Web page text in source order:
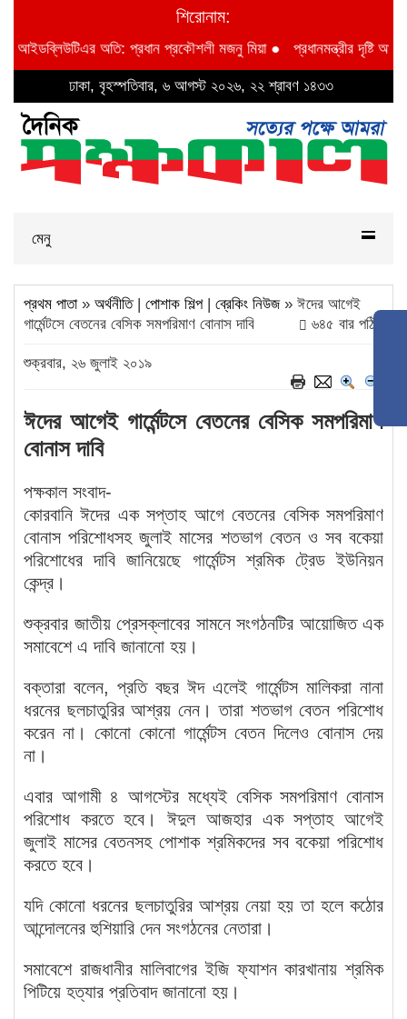
শিরোনাম:
অতি: প্রধান প্রকৌশলী মজনু মিয়া●প্রধানমন্ত্রীর দৃষ্টি আকর্ষণ
ঢাকা, বৃহস্পতিবার, ৬ আগস্ট ২০২৬, ২২ শ্রাবণ ১৪৩৩
মেনু
প্রথম পাতা» অর্থনীতি| পোশাক শিল্প| ব্রেকিং নিউজ» ঈদের আগেই
গার্মেন্টসে বেতনের বেসিক সমপরিমাণ বোনাস দাবি
৬৪৫ বার পঠিত
শুক্রবার, ২৬ জুলাই ২০১৯
ঈদের আগেই গার্মেন্টসে বেতনের বেসিক সমপরিমাণ
বোনাস দাবি
পক্ষকাল সংবাদ-
কোরবানি ঈদের এক সপ্তাহ আগে বেতনের বেসিক সমপরিমাণ
বোনাস পরিশোধসহ জুলাই মাসের শতভাগ বেতন ও সব বকেয়া
পরিশোধের দাবি জানিয়েছে গার্মেন্টস শ্রমিক ট্রেড ইউনিয়ন
কেন্দ্র।
শুক্রবার জাতীয় প্রেসক্লাবের সামনে সংগঠনটির আয়োজিত এক
সমাবেশে এ দাবি জানানো হয়।
বক্তারা বলেন, প্রতি বছর ঈদ এলেই গার্মেন্টস মালিকরা নানা
ধরনের ছলচাতুরির আশ্রয় নেন। তারা শতভাগ বেতন পরিশোধ
করেন না। কোনো কোনো গার্মেন্টস বেতন দিলেও বোনাস দেয়
না।
এবার আগামী ৪ আগস্টের মধ্যেই বেসিক সমপরিমাণ বোনাস
পরিশোধ করতে হবে। ঈদুল আজহার এক সপ্তাহ আগেই
জুলাই মাসের বেতনসহ পোশাক শ্রমিকদের সব বকেয়া পরিশোধ
করতে হবে।
যদি কোনো ধরনের ছলচাতুরির আশ্রয় নেয়া হয় তা হলে কঠোর
আন্দোলনের হুশিয়ারি দেন সংগঠনের নেতারা।
সমাবেশে রাজধানীর মালিবাগের ইজি ফ্যাশন কারখানায় শ্রমিক
পিটিয়ে হত্যার প্রতিবাদ জানানো হয়।